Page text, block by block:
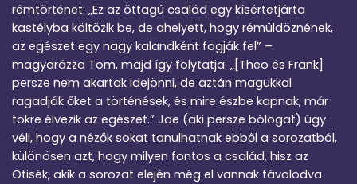
rémtörténet: „Ez az öttagú család egy kísértetjárta
kastélyba költözik be, de ahelyett, hogy rémüldöznének,
az egészet egy nagy kalandként fogják fel” –
magyarázza Tom, majd így folytatja: „[Theo és Frank]
persze nem akartak idejönni, de aztán magukkal
ragadják őket a történések, és mire észbe kapnak, már
tökre élvezik az egészet.” Joe (aki persze bólogat) úgy
véli, hogy a nézők sokat tanulhatnak ebből a sorozatból,
különösen azt, hogy milyen fontos a család, hisz az
Otisék, akik a sorozat elején még el vannak távolodva